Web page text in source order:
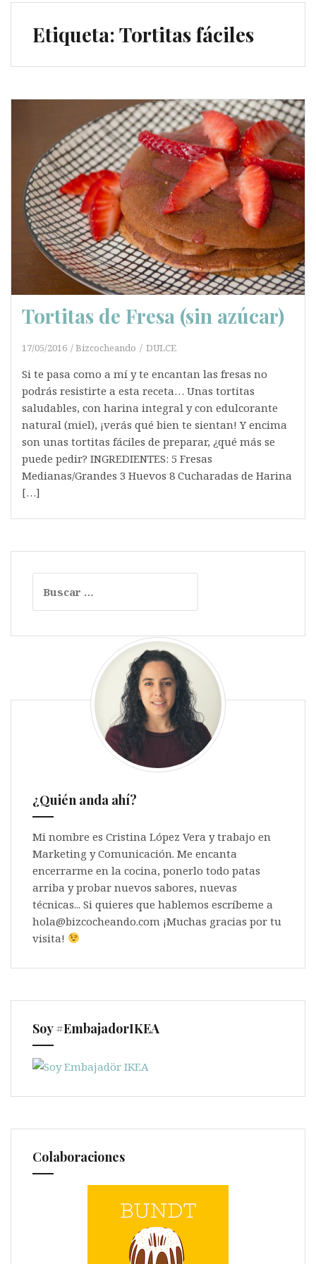
Etiqueta:Tortitas fáciles
Tortitas de Fresa (sin azúcar)
17/05/2016 Bizcocheando DULCE
Si te pasa como a mí y te encantan las fresas no
podrás resistirte a esta receta… Unas tortitas
saludables, con harina integral y con edulcorante
natural (miel), ¡verás qué bien te sientan! Y encima
son unas tortitas fáciles de preparar, ¿qué más se
puede pedir? INGREDIENTES: 5 Fresas
Medianas/Grandes 3 Huevos 8 Cucharadas de Harina
[…]
¿Quién anda ahí?
Mi nombre es Cristina López Vera y trabajo en
Marketing y Comunicación. Me encanta
encerrarme en la cocina, ponerlo todo patas
arriba y probar nuevos sabores, nuevas
técnicas... Si quieres que hablemos escríbeme a
hola@bizcocheando.com ¡Muchas gracias por tu
visita!
Soy #EmbajadorIKEA
Colaboraciones